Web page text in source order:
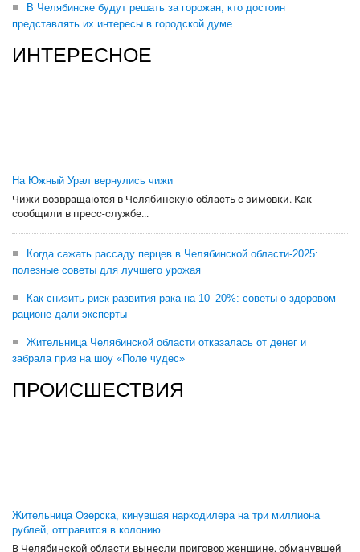
В Челябинске будут решать за горожан, кто достоин
представлять их интересы в городской думе
ИНТЕРЕСНОЕ
На Южный Урал вернулись чижи
Чижи возвращаются в Челябинскую область с зимовки. Как
сообщили в пресс-службе...
Когда сажать рассаду перцев в Челябинской области-2025:
полезные советы для лучшего урожая
Как снизить риск развития рака на 10–20%: советы о здоровом
рационе дали эксперты
Жительница Челябинской области отказалась от денег и
забрала приз на шоу «Поле чудес»
ПРОИСШЕСТВИЯ
Жительница Озерска, кинувшая наркодилера на три миллиона
рублей, отправится в колонию
В Челябинской области вынесли приговор женщине, обманувшей